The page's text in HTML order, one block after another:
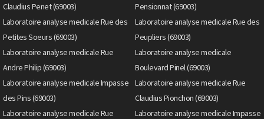
Claudius Penet (69003)
Pensionnat (69003)
Laboratoire analyse medicale Rue des
Petites Soeurs (69003)
Laboratoire analyse medicale Rue des
Peupliers (69003)
Laboratoire analyse medicale Rue
Andre Philip (69003)
Laboratoire analyse medicale
Boulevard Pinel (69003)
Laboratoire analyse medicale Impasse
des Pins (69003)
Laboratoire analyse medicale Rue
Claudius Pionchon (69003)
Laboratoire analyse medicale Rue
Laboratoire analyse medicale Impasse